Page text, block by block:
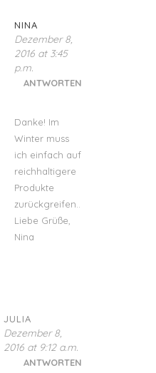
NINA
Dezember 8,
2016 at 3:45
p.m.
ANTWORTEN
Danke! Im
Winter muss
ich einfach auf
reichhaltigere
Produkte
zurückgreifen..
Liebe Grüße,
Nina
JULIA
Dezember 8,
2016 at 9:12 a.m.
ANTWORTEN